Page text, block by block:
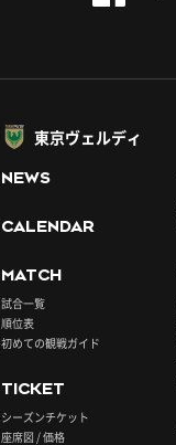
東京ヴェルディ
NEWS
CALENDAR
MATCH
試合一覧
順位表
初めての観戦ガイド
TICKET
シーズンチケット
座席図 / 価格